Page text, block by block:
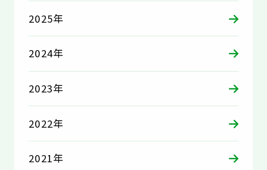
2025年
2024年
2023年
2022年
2021年